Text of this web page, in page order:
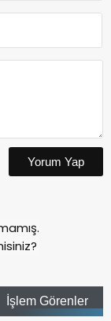
Yorum Yap
İşlem Görenler